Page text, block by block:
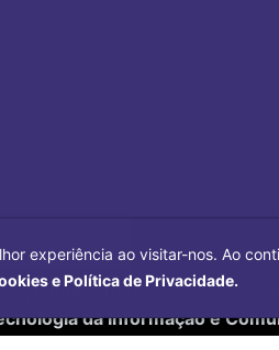
2026Universidade
da Informação e
experiência ao visitar-nos. Ao
e Política de Privacidade.